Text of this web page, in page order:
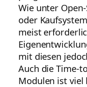
Wie unter
oder
meist
mit diesen
Auch die Time-
Modulen ist viel